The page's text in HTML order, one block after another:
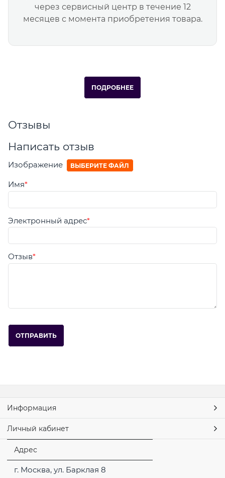
через сервисный центр в течение 12
месяцев с момента приобретения товара.
ПОДРОБНЕЕ
Отзывы
Написать отзыв
Изображение ВЫБЕРИТЕ ФАЙЛ
Имя
Электронный адрес
Отзыв
Информация
Личный кабинет
Адрес
г. Москва, ул. Барклая 8